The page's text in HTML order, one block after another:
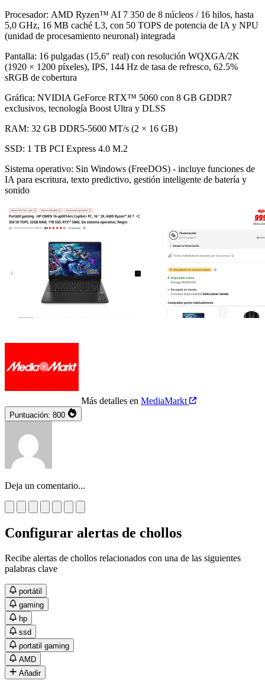
Procesador: AMD Ryzen™ AI 7 350 de 8 núcleos / 16 hilos, hasta
5,0 GHz, 16 MB caché L3, con 50 TOPS de potencia de IA y NPU
(unidad de procesamiento neuronal) integrada
Pantalla: 16 pulgadas (15,6" real) con resolución WQXGA/2K
(1920 × 1200 píxeles), IPS, 144 Hz de tasa de refresco, 62.5%
sRGB de cobertura
Gráfica: NVIDIA GeForce RTX™ 5060 con 8 GB GDDR7
exclusivos, tecnología Boost Ultra y DLSS
RAM: 32 GB DDR5-5600 MT/s (2 × 16 GB)
SSD: 1 TB PCI Express 4.0 M.2
Sistema operativo: Sin Windows (FreeDOS) - incluye funciones de
IA para escritura, texto predictivo, gestión inteligente de batería y
sonido
Más detalles en MediaMarkt
Puntuación: 800
Deja un comentario...
Configurar alertas de chollos
Recibe alertas de chollos relacionados con una de las siguientes
palabras clave
portátil
gaming
hp
ssd
portatil gaming
AMD
Añadir